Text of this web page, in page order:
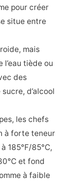
pour créer
situe entre
mais
l’eau tiède ou
des
d’alcool
les chefs
à forte teneur
185°F/85°C,
et fond
à faible